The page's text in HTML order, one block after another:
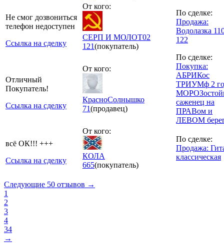
Не смог дозвониться
телефон недоступен
Ссылка на сделку
От кого:
СЕРП И МОЛОТ02
121(покупатель)
По сделке:
Продажа:
Водолазка
122
Отличный
Покупатель!
Ссылка на сделку
От кого:
КрасноСолнышко
71(продавец)
По сделке:
Покупка:
АБРИКос
ТРИУМф 2
саженец на
ПРАВом и
ЛЕВОМ
всё ОК!!! +++
Ссылка на сделку
От кого:
КОЛА
665(покупатель)
По сделке:
Продажа:
классическая
Следующие 50 отзывов →
1
2
3
4
34
→